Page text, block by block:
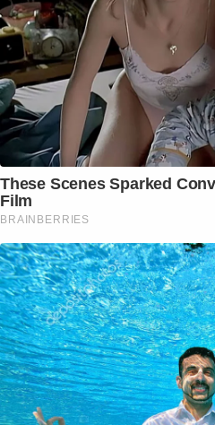
These Scenes Sparked
Film
BRAINBERRIES